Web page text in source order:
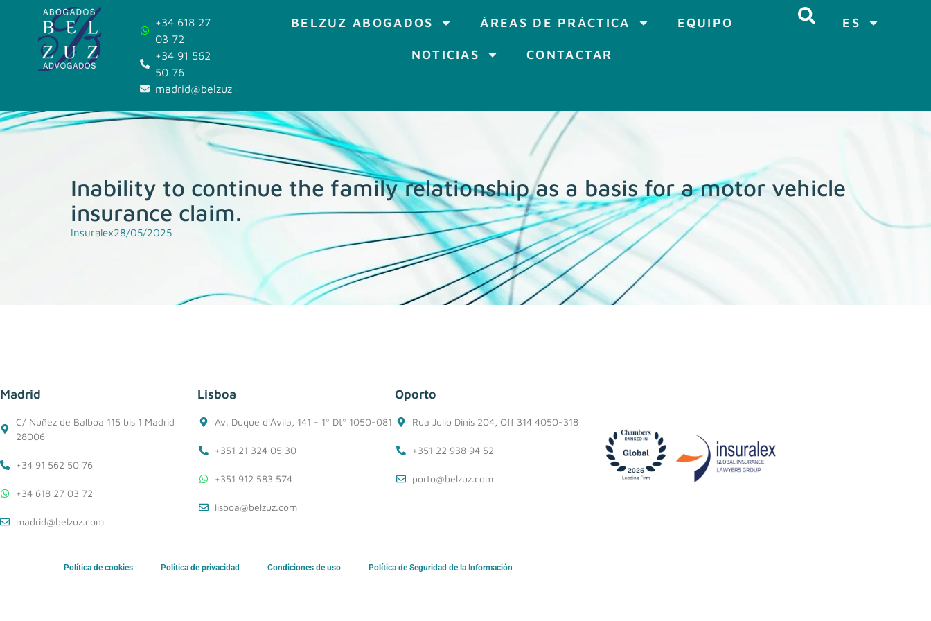
+34 618 27
03 72
+34 91 562
50 76
madrid@belzuz.com
BELZUZ ABOGADOS ÁREAS DE PRÁCTICA EQUIPO
NOTICIAS CONTACTAR
ES
Inability to continue the family relationship as a basis for a motor vehicle
insurance claim.
Insuralex28/05/2025
Madrid
C/ Nuñez de Balboa 115 bis 1 Madrid
28006
+34 91 562 50 76
+34 618 27 03 72
madrid@belzuz.com
Lisboa
Av. Duque d'Ávila, 141 - 1º Dtº 1050-081
+351 21 324 05 30
+351 912 583 574
lisboa@belzuz.com
Oporto
Rua Julio Dinis 204, Off 314 4050-318
+351 22 938 94 52
porto@belzuz.com
Política de cookies Politica de privacidad Condiciones de uso Política de Seguridad de la Información